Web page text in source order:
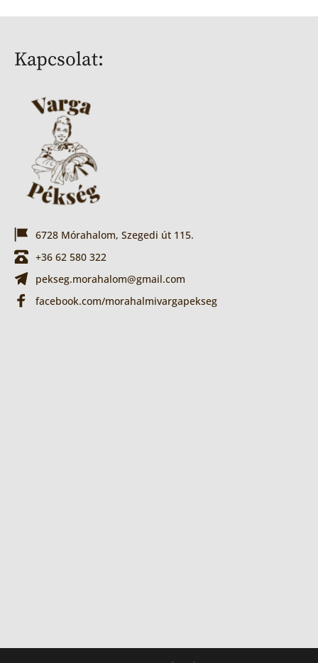
Kapcsolat:
6728 Mórahalom, Szegedi út 115.
+36 62 580 322
pekseg.morahalom@gmail.com
facebook.com/morahalmivargapekseg